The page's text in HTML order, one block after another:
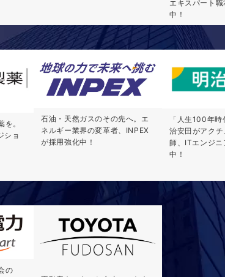
エキスパート
中！
。
ショ
石油・天然ガスのその先へ。エ
ネルギー業界の変革者、INPEX
が採用強化中！
「人生100年
治安田がアク
師、ITエンジニ
中！
の